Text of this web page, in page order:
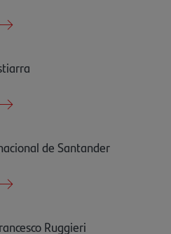
de Santander
Ruggieri